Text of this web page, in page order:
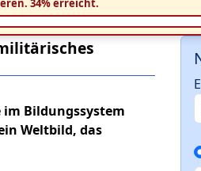
34% erreicht.
im Bildungssystem
Weltbild, das